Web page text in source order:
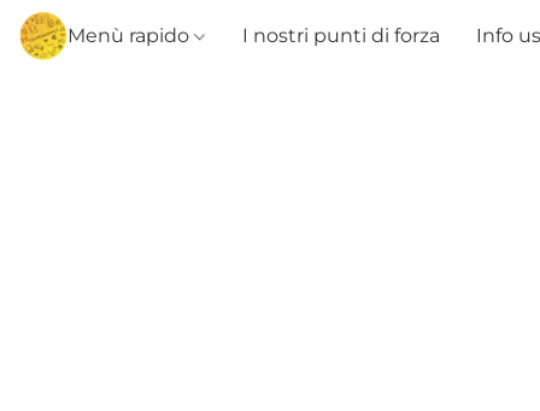
Menù rapido I nostri punti di forza Info